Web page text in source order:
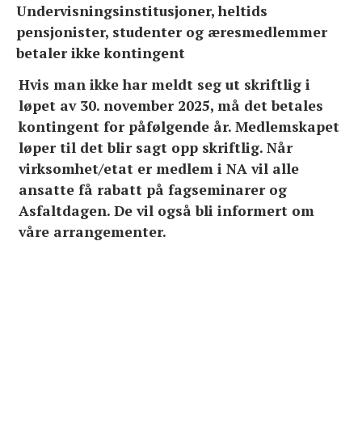
Undervisningsinstitusjoner, heltids
pensjonister, studenter og æresmedlemmer
betaler ikke kontingent
Hvis man ikke har meldt seg ut skriftlig i
løpet av 30. november 2025, må det betales
kontingent for påfølgende år. Medlemskapet
løper til det blir sagt opp skriftlig. Når
virksomhet/etat er medlem i NA vil alle
ansatte få rabatt på fagseminarer og
Asfaltdagen. De vil også bli informert om
våre arrangementer.